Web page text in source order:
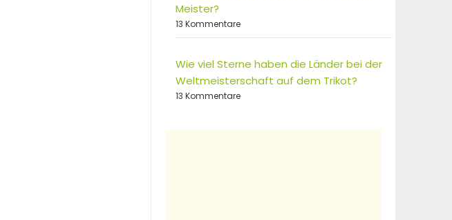
Meister?
13 Kommentare
Wie viel Sterne haben die Länder bei der
Weltmeisterschaft auf dem Trikot?
13 Kommentare